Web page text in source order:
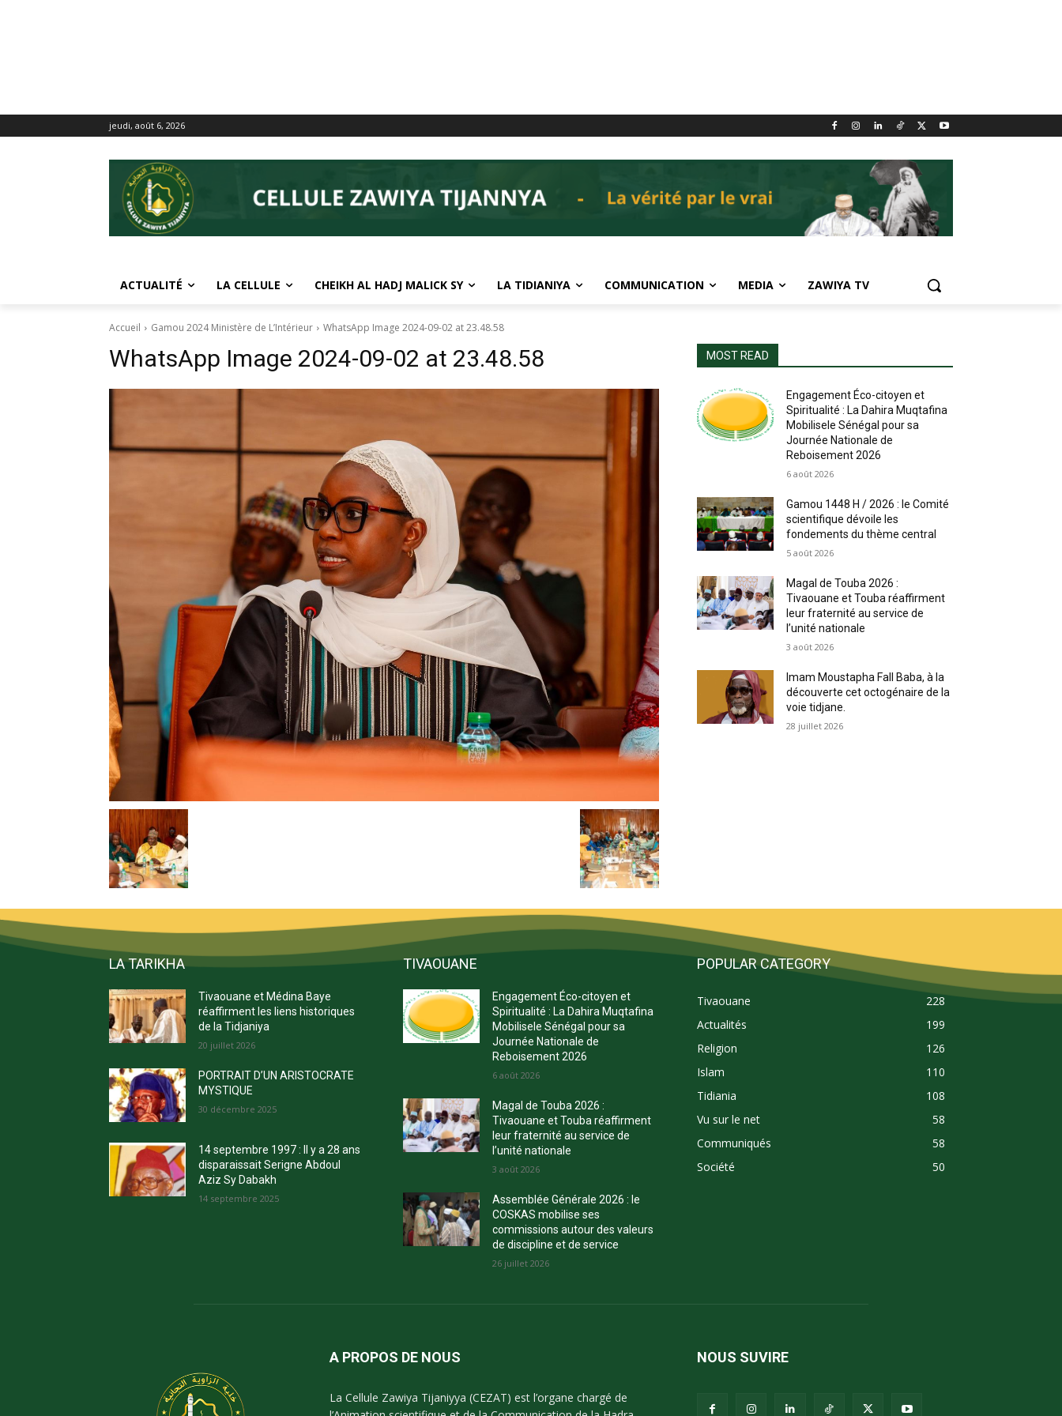
jeudi, août 6, 2026
ACTUALITÉ LA CELLULE CHEIKH AL HADJ MALICK SY LA TIDIANIYA COMMUNICATION MEDIA ZAWIYA TV
Accueil Gamou 2024 Ministère de L’Intérieur WhatsApp Image 2024-09-02 at 23.48.58
WhatsApp Image 2024-09-02 at 23.48.58 MOST READ
Engagement Éco-citoyen et
Spiritualité : La Dahira Muqtafina
Mobilisele Sénégal pour sa
Journée Nationale de
Reboisement 2026
6 août 2026
Gamou 1448 H / 2026 : le Comité
scientifique dévoile les
fondements du thème central
5 août 2026
Magal de Touba 2026 :
Tivaouane et Touba réaffirment
leur fraternité au service de
l’unité nationale
3 août 2026
Imam Moustapha Fall Baba, à la
découverte cet octogénaire de la
voie tidjane.
28 juillet 2026
LA TARIKHA
Tivaouane et Médina Baye
réaffirment les liens historiques
de la Tidjaniya
20 juillet 2026
PORTRAIT D’UN ARISTOCRATE
MYSTIQUE
30 décembre 2025
14 septembre 1997 : Il y a 28 ans
disparaissait Serigne Abdoul
Aziz Sy Dabakh
14 septembre 2025
TIVAOUANE
Engagement Éco-citoyen et
Spiritualité : La Dahira Muqtafina
Mobilisele Sénégal pour sa
Journée Nationale de
Reboisement 2026
6 août 2026
Magal de Touba 2026 :
Tivaouane et Touba réaffirment
leur fraternité au service de
l’unité nationale
3 août 2026
Assemblée Générale 2026 : le
COSKAS mobilise ses
commissions autour des valeurs
de discipline et de service
26 juillet 2026
POPULAR CATEGORY
Tivaouane
228
Actualités
199
Religion
126
Islam
110
Tidiania
108
Vu sur le net
58
Communiqués
58
Société
50
A PROPOS DE NOUS
La Cellule Zawiya Tijaniyya (CEZAT) est l’organe chargé de
NOUS SUVIRE